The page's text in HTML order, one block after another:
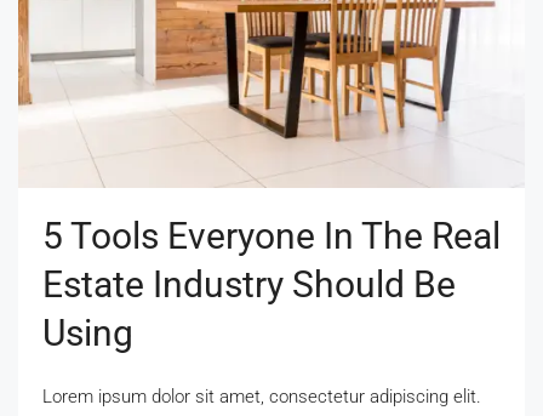
5 Tools Everyone In The Real
Estate Industry Should Be
Using
Lorem ipsum dolor sit amet, consectetur adipiscing elit.